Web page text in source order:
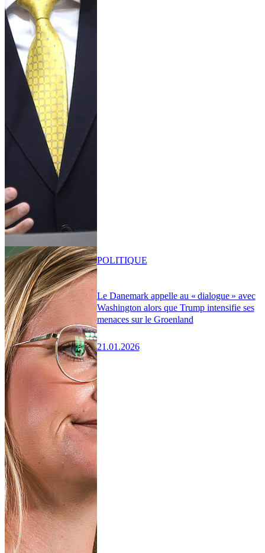
Le Danemark appelle au « dialogue » avec
Washington alors que Trump intensifie ses
menaces sur le Groenland
21.01.2026
POLITIQUE